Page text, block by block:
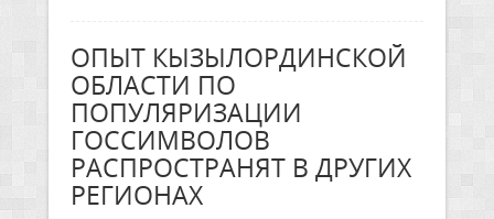
ОПЫТ КЫЗЫЛОРДИНСКОЙ
ОБЛАСТИ ПО
ПОПУЛЯРИЗАЦИИ
ГОССИМВОЛОВ
РАСПРОСТРАНЯТ В ДРУГИХ
РЕГИОНАХ